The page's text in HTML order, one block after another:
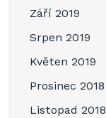
Září 2019
Srpen 2019
Květen 2019
Prosinec 2018
Listopad 2018